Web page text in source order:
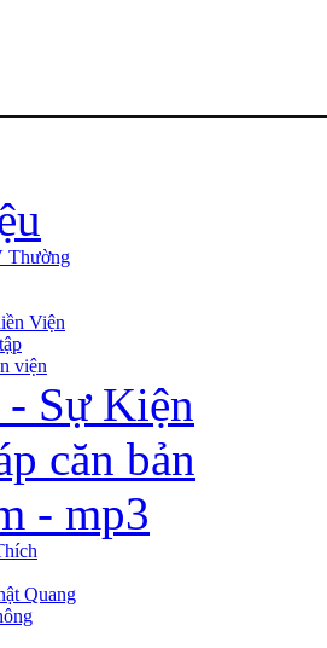
Thường
Viện
viện
Sự Kiện
căn bản
- mp3
Quang